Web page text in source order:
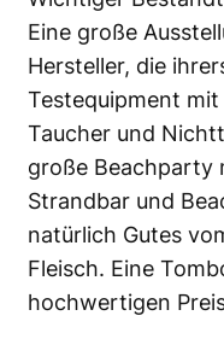
Eine große
Hersteller, die
Testequipment mit
Taucher und
große Beachparty
Strandbar und
natürlich Gutes
Fleisch. Eine
hochwertigen